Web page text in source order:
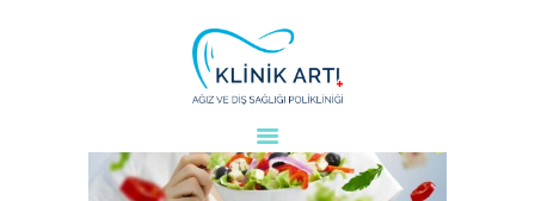
ANASAYFA
KURUMSAL